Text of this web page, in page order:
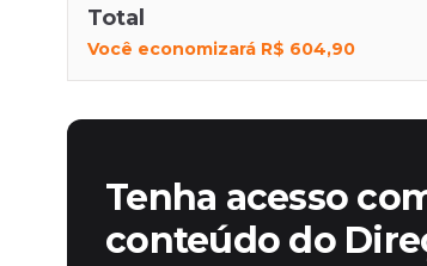
Total
Você economizará R$ 604,90
Tenha acesso
conteúdo do